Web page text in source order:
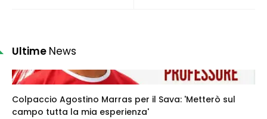
Ultime News
Colpaccio Agostino Marras per il Sava: 'Metterò sul
campo tutta la mia esperienza'